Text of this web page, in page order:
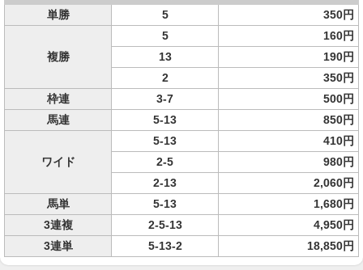
単勝 5 350円
複勝
5
160円
13
190円
2
350円
枠連
3-7
500円
馬連
5-13 850円
ワイド
5-13
410円
2-5
980円
2-13
2,060円
馬単
5-13
1,680円
3連複
2-5-13
4,950円
3連単
5-13-2 18,850円